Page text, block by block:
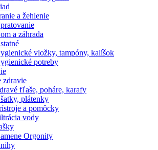
a žehlenie
a záhrada
vložky, tampóny, kalíšok
potreby
zdravie
fľaše, poháre, karafy
plátenky
a pomôcky
vody
Orgonity